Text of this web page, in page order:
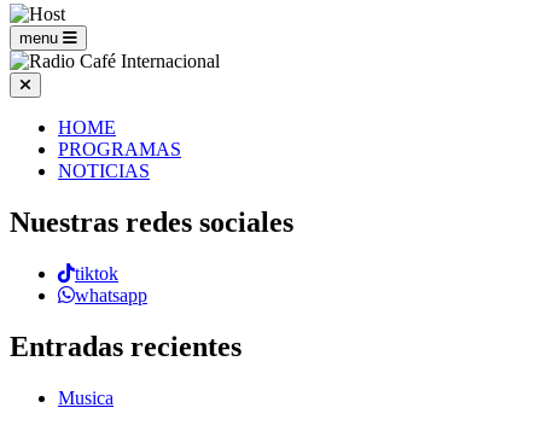
menu
HOME
PROGRAMAS
NOTICIAS
Nuestras redes sociales
tiktok
whatsapp
Entradas recientes
Musica